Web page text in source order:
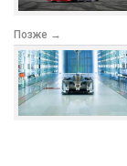
Позже →